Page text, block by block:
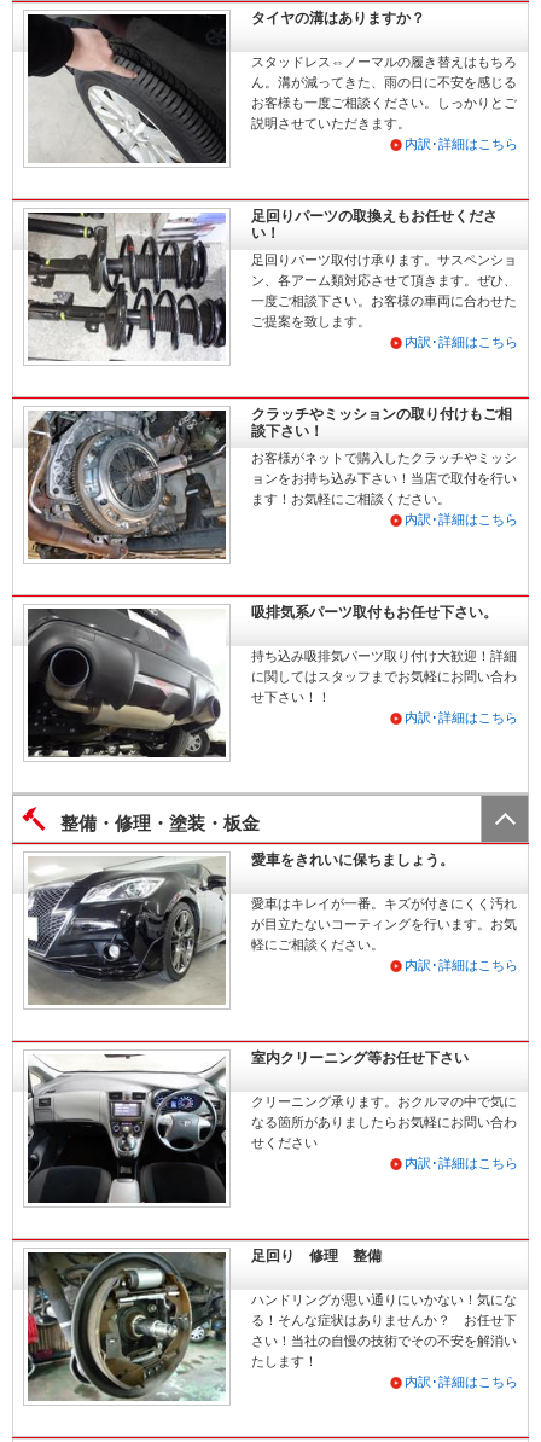
タイヤの溝はありますか？
スタッドレス⇔ノーマルの履き替えはもちろ
ん。溝が減ってきた、雨の日に不安を感じる
お客様も一度ご相談ください。しっかりとご
説明させていただきます。
内訳･詳細はこちら
足回りパーツの取換えもお任せくださ
い！
足回りパーツ取付け承ります。サスペンショ
ン、各アーム類対応させて頂きます。ぜひ、
一度ご相談下さい。お客様の車両に合わせた
ご提案を致します。
内訳･詳細はこちら
クラッチやミッションの取り付けもご相
談下さい！
お客様がネットで購入したクラッチやミッシ
ョンをお持ち込み下さい！当店で取付を行い
ます！お気軽にご相談ください。
内訳･詳細はこちら
吸排気系パーツ取付もお任せ下さい。
持ち込み吸排気パーツ取り付け大歓迎！詳細
に関してはスタッフまでお気軽にお問い合わ
せ下さい！！
内訳･詳細はこちら
整備・修理・塗装・板金
愛車をきれいに保ちましょう。
愛車はキレイが一番。キズが付きにくく汚れ
が目立たないコーティングを行います。お気
軽にご相談ください。
内訳･詳細はこちら
室内クリーニング等お任せ下さい
クリーニング承ります。おクルマの中で気に
なる箇所がありましたらお気軽にお問い合わ
せください
内訳･詳細はこちら
足回り 修理 整備
ハンドリングが思い通りにいかない！気にな
る！そんな症状はありませんか？ お任せ下
さい！当社の自慢の技術でその不安を解消い
たします！
内訳･詳細はこちら